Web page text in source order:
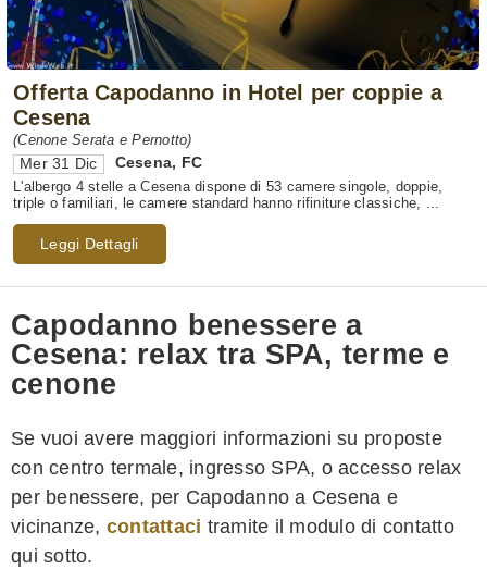
Offerta Capodanno in Hotel per coppie a
Cesena
(Cenone Serata e Pernotto)
Mer 31 Dic Cesena, FC
L'albergo 4 stelle a Cesena dispone di 53 camere singole, doppie,
triple o familiari, le camere standard hanno rifiniture classiche, ...
Leggi Dettagli
Capodanno benessere a
Cesena: relax tra SPA, terme e
cenone
Se vuoi avere maggiori informazioni su proposte
con centro termale, ingresso SPA, o accesso relax
per benessere, per Capodanno a Cesena e
vicinanze, contattaci tramite il modulo di contatto
qui sotto.